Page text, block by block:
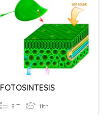
FOTOSINTESIS
8 T 11th